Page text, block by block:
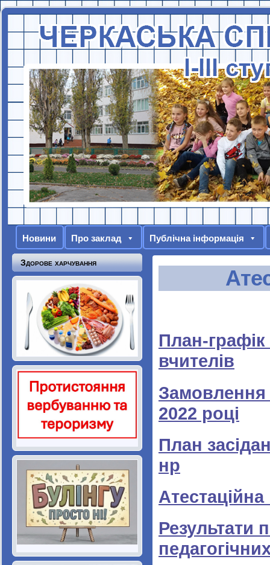
Новини Про заклад Публічна інформація
Здорове харчування
План-графік
вчителів
Замовлення
2022 році
План
нр
Атестаційна
Результати